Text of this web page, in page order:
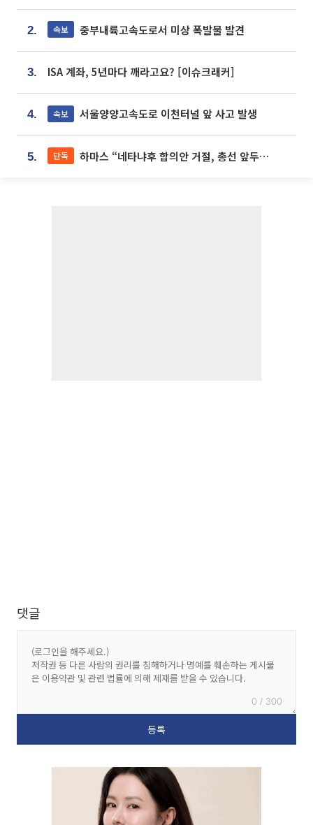
2. 속보 중부내륙고속도로서 미상 폭발물 발견
3. ISA 계좌, 5년마다 깨라고요? [이슈크래커]
4. 속보 서울양양고속도로 이천터널 앞 사고 발생
5. 단독 하마스 “네타냐후 합의안 거절, 총선 앞두고 시간 끌기”
댓글
0 / 300